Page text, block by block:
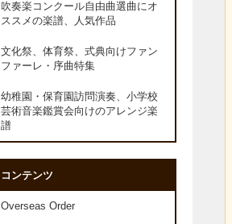
吹奏楽コンクール自由曲選曲にオ
ススメの楽譜、人気作品
文化祭、体育祭、式典向けファン
ファーレ・序曲特集
幼稚園・保育園訪問演奏、小学校
芸術音楽鑑賞会向けのアレンジ楽
譜
コンテンツ
Overseas Order